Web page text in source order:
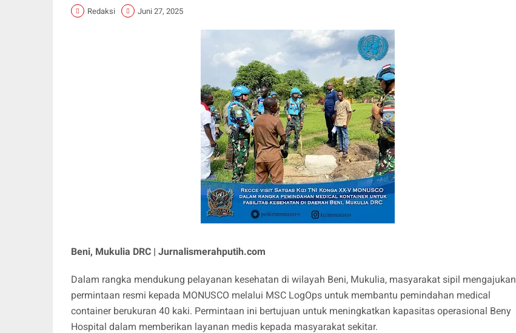
Redaksi Juni 27, 2025
Beni, Mukulia DRC | Jurnalismerahputih.com
Dalam rangka mendukung pelayanan kesehatan di wilayah Beni, Mukulia, masyarakat sipil mengajukan
permintaan resmi kepada MONUSCO melalui MSC LogOps untuk membantu pemindahan medical
container berukuran 40 kaki. Permintaan ini bertujuan untuk meningkatkan kapasitas operasional Beny
Hospital dalam memberikan layanan medis kepada masyarakat sekitar.